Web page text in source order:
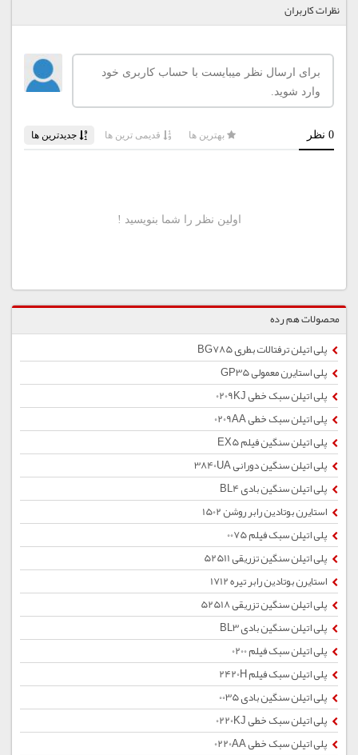
نظرات کاربران
محصولات هم رده
پلی اتیلن ترفتالات بطری BG785
پلی استایرن معمولی GP35
پلی اتیلن سبک خطی 0209KJ
پلی اتیلن سبک خطی 0209AA
پلی اتیلن سنگین فیلم EX5
پلی اتیلن سنگین دورانی 3840UA
پلی اتیلن سنگین بادی BL4
استایرن بوتادین رابر روشن 1502
پلی اتیلن سبک فیلم 0075
پلی اتیلن سنگین تزریقی 52511
استایرن بوتادین رابر تیره 1712
پلی اتیلن سنگین تزریقی 52518
پلی اتیلن سنگین بادی BL3
پلی اتیلن سبک فیلم 0200
پلی اتیلن سبک فیلم 2420H
پلی اتیلن سنگین بادی 0035
پلی اتیلن سبک خطی 0220KJ
پلی اتیلن سبک خطی 0220AA